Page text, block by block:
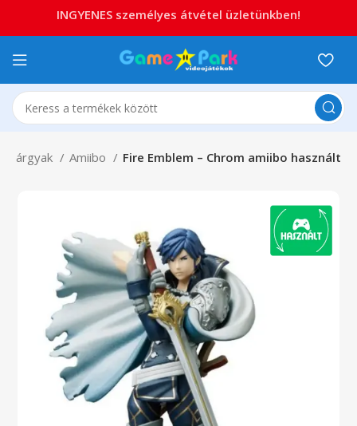
Amiibo Fire Emblem – Chrom amiibo használt
INGYENES személyes átvétel üzletünkben!